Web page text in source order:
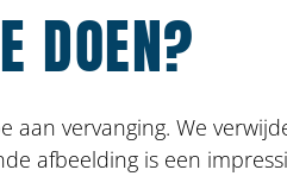
DOEN?
aan vervanging. We
afbeelding is een